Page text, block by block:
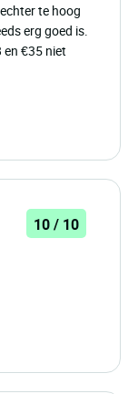
te hoog
erg goed is.
en €35 niet
10 / 10